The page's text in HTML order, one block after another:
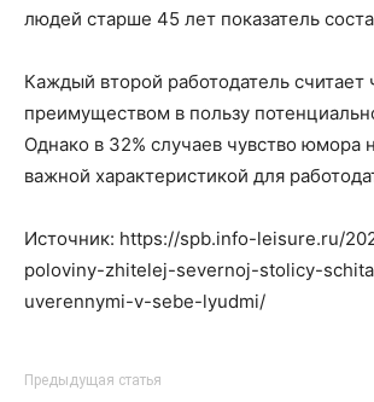
людей старше 45 лет показатель
Каждый второй работодатель считает
преимуществом в пользу
Однако в 32% случаев чувство юмора
важной характеристикой для
Источник: https://spb.info-leisure.ru/
poloviny-zhitelej-severnoj-stolicy-
uverennymi-v-sebe-lyudmi/
Предыдущая статья